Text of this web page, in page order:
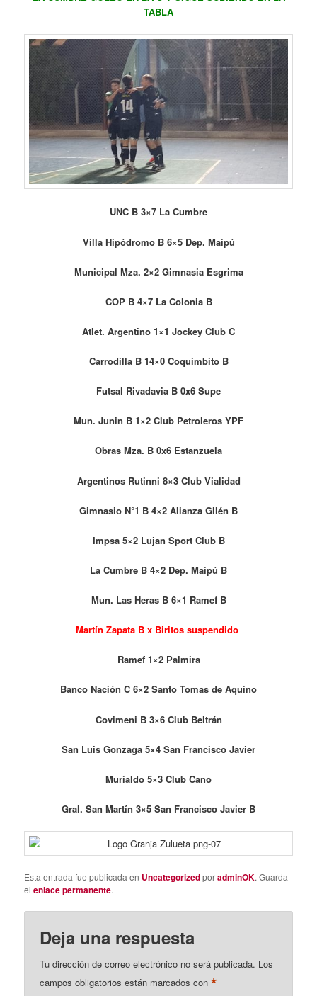
TABLA
UNC B 3×7 La Cumbre
Villa Hipódromo B 6×5 Dep. Maipú
Municipal Mza. 2×2 Gimnasia Esgrima
COP B 4×7 La Colonia B
Atlet. Argentino 1×1 Jockey Club C
Carrodilla B 14×0 Coquimbito B
Futsal Rivadavia B 0x6 Supe
Mun. Junin B 1×2 Club Petroleros YPF
Obras Mza. B 0x6 Estanzuela
Argentinos Rutinni 8×3 Club Vialidad
Gimnasio N°1 B 4×2 Alianza Gllén B
Impsa 5×2 Lujan Sport Club B
La Cumbre B 4×2 Dep. Maipú B
Mun. Las Heras B 6×1 Ramef B
Martín Zapata B x Biritos suspendido
Ramef 1×2 Palmira
Banco Nación C 6×2 Santo Tomas de Aquino
Covimeni B 3×6 Club Beltrán
San Luis Gonzaga 5×4 San Francisco Javier
Murialdo 5×3 Club Cano
Gral. San Martín 3×5 San Francisco Javier B
Esta entrada fue publicada en UncategorizedporadminOK. Guarda
elenlace permanente.
Deja una respuesta
Tu dirección de correo electrónico no será publicada. Los
campos obligatorios están marcados con*